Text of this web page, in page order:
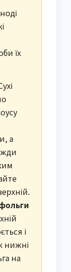
їх
а
і
нижні
на